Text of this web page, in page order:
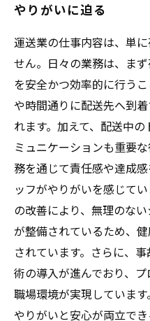
やりがいに迫る
運送業の仕事内容は、単
せん。日々の業務は、ま
を安全かつ効率的に行う
や時間通りに配送先へ到
れます。加えて、配送中
ミュニケーションも重要
務を通じて責任感や達成
ッフがやりがいを感じて
の改善により、無理のな
が整備されているため、
されています。さらに、
術の導入が進んでおり、
職場環境が実現していま
やりがいと安心が両立で